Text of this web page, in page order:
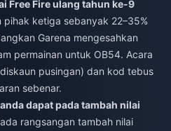
Free Fire ulang tahun ke-9
pihak ketiga sebanyak 22–35%
Garena mengesahkan
permainan untuk OB54. Acara
pusingan) dan kod tebus
sebenar.
dapat pada tambah nilai
rangsangan tambah nilai